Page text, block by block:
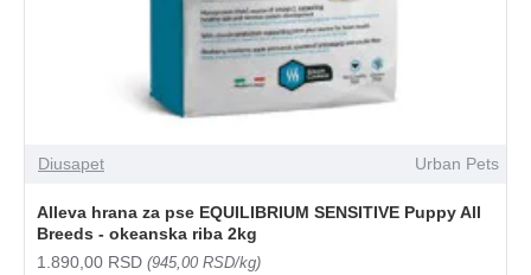
Diusapet Urban Pets
Alleva hrana za pse EQUILIBRIUM SENSITIVE Puppy All
Breeds - okeanska riba 2kg
1.890,00 RSD (945,00 RSD/kg)